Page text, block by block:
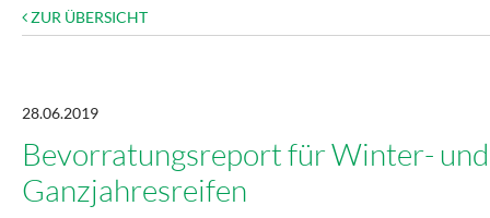
ZUR ÜBERSICHT
28.06.2019
Bevorratungsreport für Winter- und
Ganzjahresreifen